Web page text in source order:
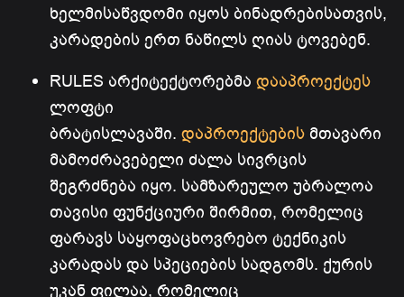
ხელმისაწვდომი იყოს ბინადრებისათვის,
კარადების ერთ ნაწილს ღიას ტოვებენ.
RULES არქიტექტორებმა დააპროექტეს
ლოფტი
ბრატისლავაში. დაპროექტების მთავარი
მამოძრავებელი ძალა სივრცის
შეგრძნება იყო. სამზარეულო უბრალოა
თავისი ფუნქციური შირმით, რომელიც
ფარავს საყოფაცხოვრებო ტექნიკის
კარადას და სპეციების სადგომს. ქურის
უკან ფილაა, რომელიც